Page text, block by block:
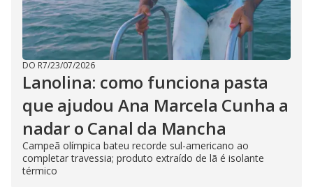
DO R7/23/07/2026
Lanolina: como funciona pasta
que ajudou Ana Marcela Cunha a
nadar o Canal da Mancha
Campeã olímpica bateu recorde sul-americano ao
completar travessia; produto extraído de lã é isolante
térmico